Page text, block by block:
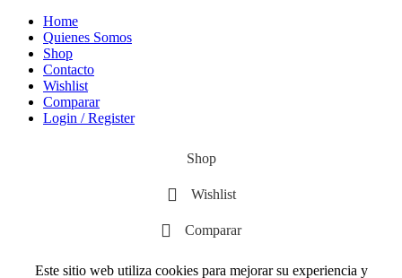
Home
Quienes Somos
Shop
Contacto
Wishlist
Comparar
Login / Register
Shop
Wishlist
Comparar
Este sitio web utiliza cookies para mejorar su experiencia y